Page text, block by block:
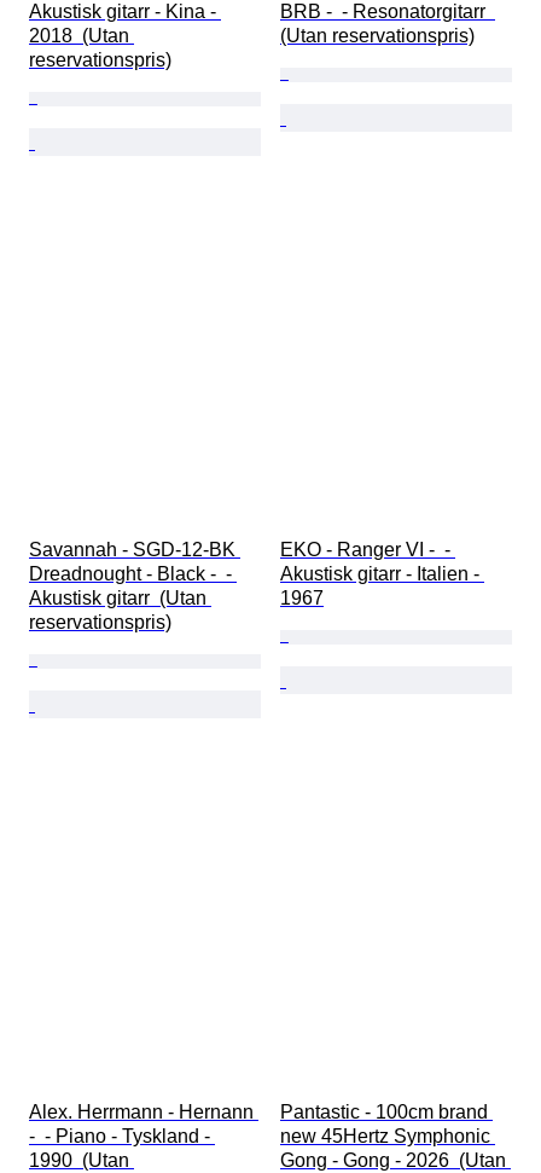
Akustisk gitarr - Kina -
2018  (Utan
reservationspris)
BRB -  - Resonatorgitarr
(Utan reservationspris)
Savannah - SGD-12-BK
Dreadnought - Black -  -
Akustisk gitarr  (Utan
reservationspris)
EKO - Ranger VI -  -
Akustisk gitarr - Italien -
1967
Alex. Herrmann - Hernann
-  - Piano - Tyskland -
1990  (Utan
Pantastic - 100cm brand
new 45Hertz Symphonic
Gong - Gong - 2026  (Utan